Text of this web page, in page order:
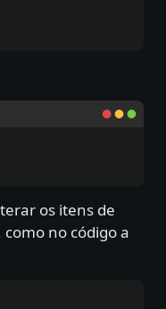
os itens de
no código a